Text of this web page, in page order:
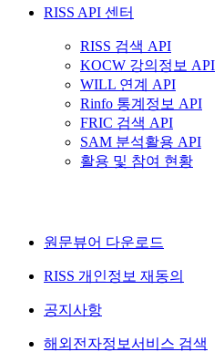
RISS API 센터
RISS 검색 API
KOCW 강의정보 API
WILL 연계 API
Rinfo 통계정보 API
FRIC 검색 API
SAM 분석활용 API
활용 및 참여 현황
원문뷰어 다운로드
RISS 개인정보 재동의
공지사항
해외전자정보서비스 검색